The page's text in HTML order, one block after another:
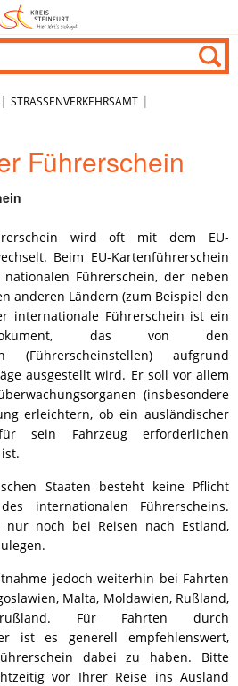
| STRASSENVERKEHRSAMT |
Führerschein
wird oft mit dem EU-
Beim EU-Kartenführerschein
Führerschein, der neben
anderen Ländern (zum Beispiel den
internationale Führerschein ist ein
das von den
(Führerscheinstellen) aufgrund
ausgestellt wird. Er soll vor allem
(insbesondere
erleichtern, ob ein ausländischer
sein Fahrzeug erforderlichen
Staaten besteht keine Pflicht
internationalen Führerscheins.
noch bei Reisen nach Estland,
jedoch weiterhin bei Fahrten
Malta, Moldawien, Rußland,
Für Fahrten durch
ist es generell empfehlenswert,
dabei zu haben. Bitte
vor Ihrer Reise ins Ausland